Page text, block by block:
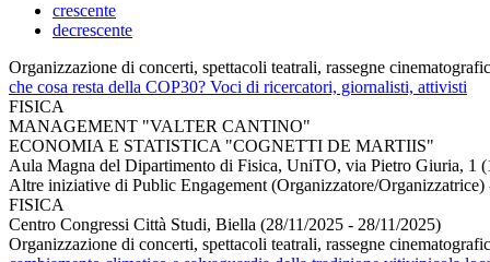
crescente
decrescente
Organizzazione di concerti, spettacoli teatrali, rassegne
che cosa resta della COP30? Voci di ricercatori, giornalisti, attivisti
FISICA
MANAGEMENT "VALTER CANTINO"
ECONOMIA E STATISTICA "COGNETTI DE MARTIIS"
Aula Magna del Dipartimento di Fisica, UniTO, via Pietro Giuria, 1
Altre iniziative di Public Engagement (Organizzatore/Organizzatrice)
FISICA
Centro Congressi Città Studi, Biella (28/11/2025 - 28/11/2025)
Organizzazione di concerti, spettacoli teatrali, rassegne